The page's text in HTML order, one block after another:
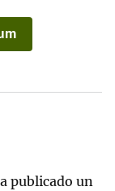
publicado un